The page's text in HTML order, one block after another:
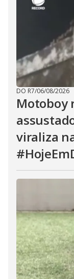
DO R7/06/08/2026
Motoboy
viraliza